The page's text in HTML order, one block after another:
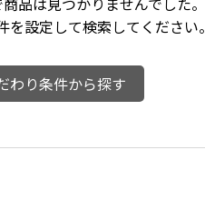
を設定して検索してください。
わり条件から探す